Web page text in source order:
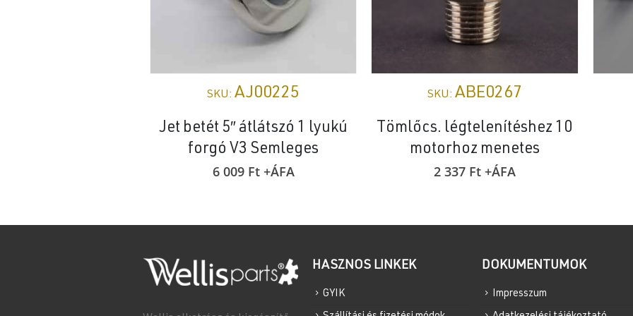
SKU:AJ00225
Jet betét 5″ átlátszó 1 lyukú
forgó V3 Semleges
6 009 Ft+ÁFA
SKU: ABE0267
Tömlőcs. légtelenítéshez 10
motorhoz menetes
2 337 Ft+ÁFA
HASZNOS LINKEK
GYIK
DOKUMENTUMOK
Impresszum